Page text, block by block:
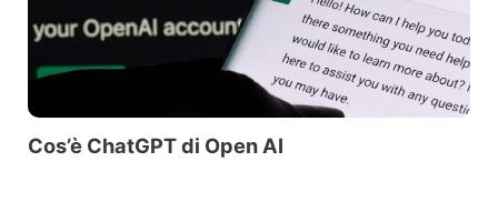
Cos’è ChatGPT di Open AI